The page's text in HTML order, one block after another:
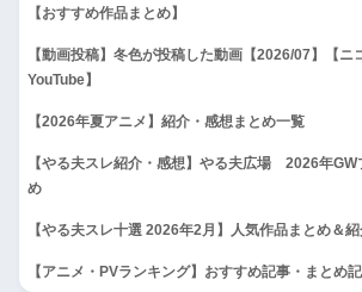
【おすすめ作品まとめ】
【動画投稿】冬色が投稿した動画【2026/07】【ニ
YouTube】
【2026年夏アニメ】紹介・感想まとめ一覧
【やる夫スレ紹介・感想】やる夫広場 2026年
め
【やる夫スレ十選 2026年2月】人気作品まとめ＆
【アニメ・PVランキング】おすすめ記事・まとめ